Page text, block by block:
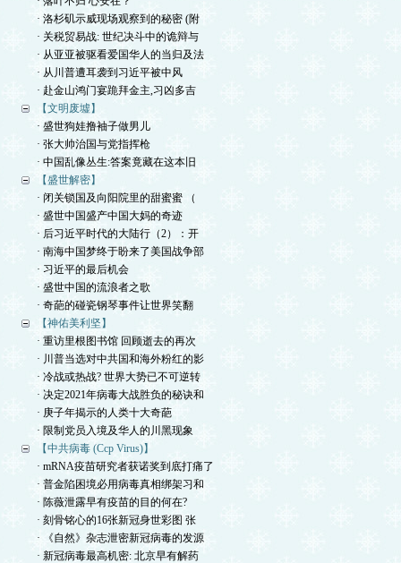
· 洛杉矶示威现场观察到的秘密 (附
· 关税贸易战: 世纪决斗中的诡辩与
· 从亚亚被驱看爱国华人的当归及法
· 从川普遭耳袭到习近平被中风
· 赴金山鸿门宴跪拜金主,习凶多吉
【文明废墟】
· 盛世狗娃撸袖子做男儿
· 张大帅治国与党指挥枪
· 中国乱像丛生:答案竟藏在这本旧
【盛世解密】
· 闭关锁国及向阳院里的甜蜜蜜 （
· 盛世中国盛产中国大妈的奇迹
· 后习近平时代的大陆行（2）：开
· 南海中国梦终于盼来了美国战争部
· 习近平的最后机会
· 盛世中国的流浪者之歌
· 奇葩的碰瓷钢琴事件让世界笑翻
【神佑美利坚】
· 重访里根图书馆 回顾逝去的再次
· 川普当选对中共国和海外粉红的影
· 冷战或热战? 世界大势已不可逆转
· 决定2021年病毒大战胜负的秘诀和
· 庚子年揭示的人类十大奇葩
· 限制党员入境及华人的川黑现象
【中共病毒 (Ccp Virus)】
· mRNA疫苗研究者获诺奖到底打痛了
· 普金陷困境必用病毒真相绑架习和
· 陈薇泄露早有疫苗的目的何在?
· 刻骨铭心的16张新冠身世彩图 张
· 《自然》杂志泄密新冠病毒的发源
· 新冠病毒最高机密: 北京早有解药